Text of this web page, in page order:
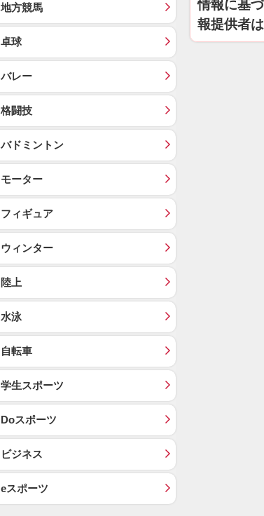
情報に基
報提供者
地方競馬
卓球
バレー
格闘技
バドミントン
モーター
フィギュア
ウィンター
陸上
水泳
自転車
学生スポーツ
Doスポーツ
ビジネス
eスポーツ